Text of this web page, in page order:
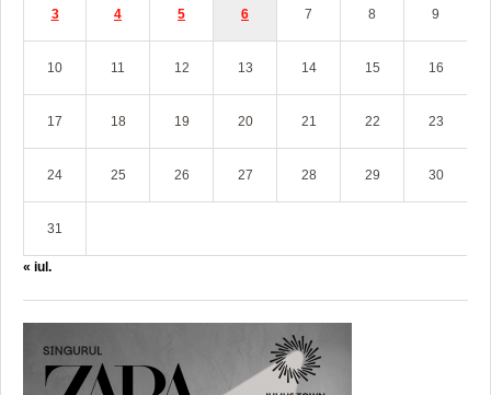
3 4 5 6 7 8 9
10 11 12 13 14 15 16
17 18 19 20 21 22 23
24 25 26 27 28 29 30
31
« iul.